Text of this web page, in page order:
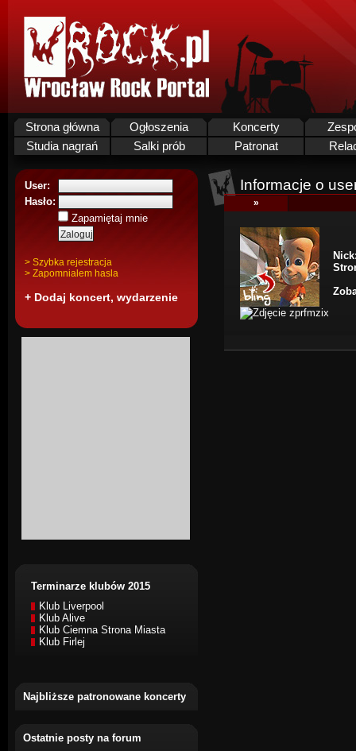
Strona główna Ogłoszenia Koncerty
Studia nagrań
Salki prób Patronat
User:
Hasło:
Zapamiętaj mnie
> Szybka rejestracja
> Zapomnialem hasla
+ Dodaj koncert, wydarzenie
Terminarze klubów 2015
Klub Liverpool
Klub Alive
Klub Ciemna Strona Miasta
Klub Firlej
Najbliższe patronowane koncerty
Ostatnie posty na forum
Informacje o
»